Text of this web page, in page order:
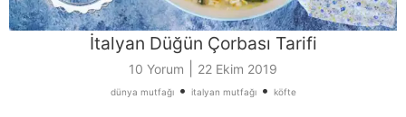
İtalyan Düğün Çorbası Tarifi
10 Yorum 22 Ekim 2019
dünya mutfağı• italyan mutfağı• köfte